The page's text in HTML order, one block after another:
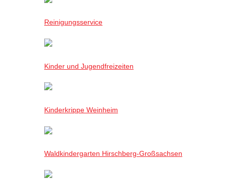
Reinigungsservice
Kinder und Jugendfreizeiten
Kinderkrippe Weinheim
Waldkindergarten Hirschberg-Großsachsen